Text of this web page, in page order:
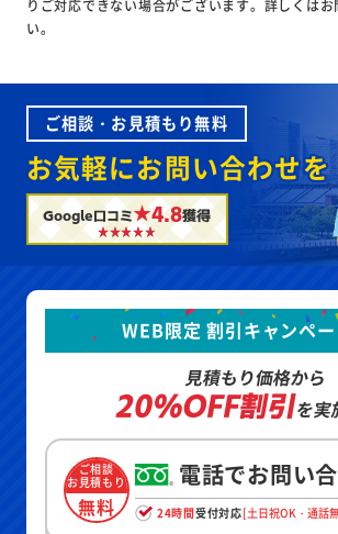
りご対応できない場合がございます。詳しくは
い。
ご相談・お見積もり無料
お気軽にお問い合わせを
Google口コミ★4.8獲得
WEB限定 割引キャンペ
見積もり価格から
20%OFF割引を実
ご相談
お見積もり
無料
電話でお問い
24時間受付対応[土日祝OK・通話